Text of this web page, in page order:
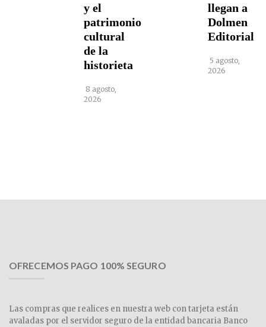
y el
patrimonio
cultural
de la
historieta
8 agosto,
2026
llegan a
Dolmen
Editorial
5 agosto,
2026
OFRECEMOS PAGO 100% SEGURO
Las compras que realices en nuestra web con tarjeta están
avaladas por el servidor seguro de la entidad bancaria Banco